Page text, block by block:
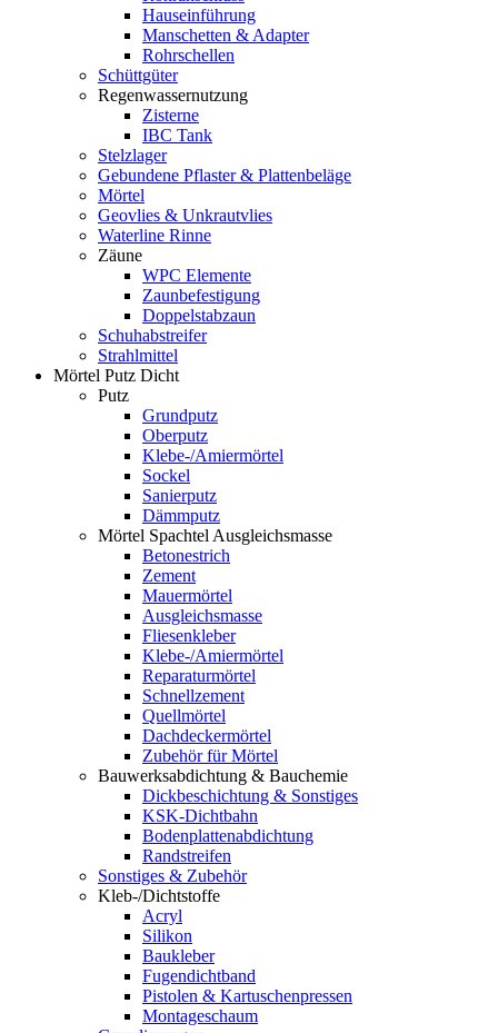
Hauseinführung
Manschetten & Adapter
Rohrschellen
Schüttgüter
Regenwassernutzung
Zisterne
IBC Tank
Stelzlager
Gebundene Pflaster & Plattenbeläge
Mörtel
Geovlies & Unkrautvlies
Waterline Rinne
Zäune
WPC Elemente
Zaunbefestigung
Doppelstabzaun
Schuhabstreifer
Strahlmittel
Mörtel Putz Dicht
Putz
Grundputz
Oberputz
Klebe-/Amiermörtel
Sockel
Sanierputz
Dämmputz
Mörtel Spachtel Ausgleichsmasse
Betonestrich
Zement
Mauermörtel
Ausgleichsmasse
Fliesenkleber
Klebe-/Amiermörtel
Reparaturmörtel
Schnellzement
Quellmörtel
Dachdeckermörtel
Zubehör für Mörtel
Bauwerksabdichtung & Bauchemie
Dickbeschichtung & Sonstiges
KSK-Dichtbahn
Bodenplattenabdichtung
Randstreifen
Sonstiges & Zubehör
Kleb-/Dichtstoffe
Acryl
Silikon
Baukleber
Fugendichtband
Pistolen & Kartuschenpressen
Montageschaum